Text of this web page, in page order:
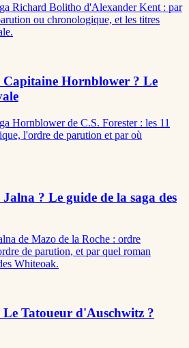
Richard Bolitho d'Alexander Kent : par
ou chronologique, et les titres
Hornblower ? Le
Hornblower de C.S. Forester : les 11
l'ordre de parution et par où
? Le guide de la saga des
de Mazo de la Roche : ordre
de parution, et par quel roman
Whiteoak.
Tatoueur d'Auschwitz ?